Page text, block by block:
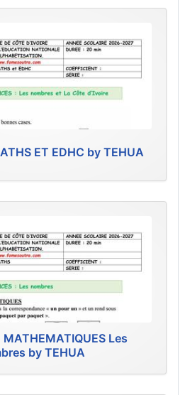
ET EDHC by TEHUA
MATHEMATIQUES Les
by TEHUA